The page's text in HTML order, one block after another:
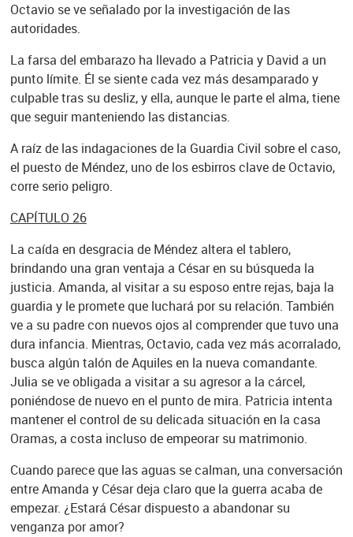
Octavio se ve señalado por la investigación de las
autoridades.
La farsa del embarazo ha llevado a Patricia y David a un
punto límite. Él se siente cada vez más desamparado y
culpable tras su desliz, y ella, aunque le parte el alma, tiene
que seguir manteniendo las distancias.
A raíz de las indagaciones de la Guardia Civil sobre el caso,
el puesto de Méndez, uno de los esbirros clave de Octavio,
corre serio peligro.
CAPÍTULO 26
La caída en desgracia de Méndez altera el tablero,
brindando una gran ventaja a César en su búsqueda la
justicia. Amanda, al visitar a su esposo entre rejas, baja la
guardia y le promete que luchará por su relación. También
ve a su padre con nuevos ojos al comprender que tuvo una
dura infancia. Mientras, Octavio, cada vez más acorralado,
busca algún talón de Aquiles en la nueva comandante.
Julia se ve obligada a visitar a su agresor a la cárcel,
poniéndose de nuevo en el punto de mira. Patricia intenta
mantener el control de su delicada situación en la casa
Oramas, a costa incluso de empeorar su matrimonio.
Cuando parece que las aguas se calman, una conversación
entre Amanda y César deja claro que la guerra acaba de
empezar. ¿Estará César dispuesto a abandonar su
venganza por amor?